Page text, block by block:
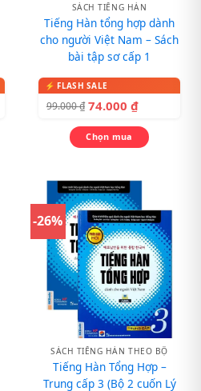
SÁCH TIẾNG HÀN
Tiếng Hàn tổng hợp dành
cho người Việt Nam – Sách
bài tập sơ cấp 1
99.000₫ 74.000 ₫
Chọn mua
-26%
SÁCH TIẾNG HÀN THEO BỘ
Tiếng Hàn Tổng Hợp –
Trung cấp 3 (Bộ 2 cuốn Lý